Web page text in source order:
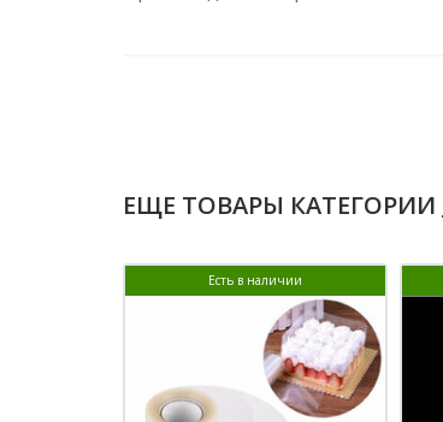
ЕЩЕ ТОВАРЫ КАТЕГОРИИ
Есть в наличии